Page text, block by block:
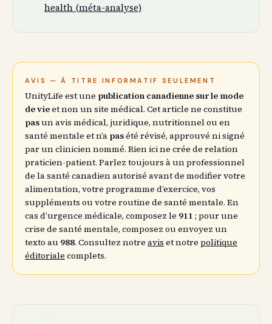
health (méta-analyse)
AVIS — À TITRE INFORMATIF SEULEMENT
UnityLife est une publication canadienne sur le mode
de vieet non un site médical. Cet article ne constitue
pasun avis médical, juridique, nutritionnel ou en
santé mentale et n’a pasété révisé, approuvé ni signé
par un clinicien nommé. Rien ici ne crée de relation
praticien-patient. Parlez toujours à un professionnel
de la santé canadien autorisé avant de modifier votre
alimentation, votre programme d’exercice, vos
suppléments ou votre routine de santé mentale. En
cas d’urgence médicale, composez le 911 ; pour une
crise de santé mentale, composez ou envoyez un
texto au 988. Consultez notre avis et notre politique
éditoriale complets.